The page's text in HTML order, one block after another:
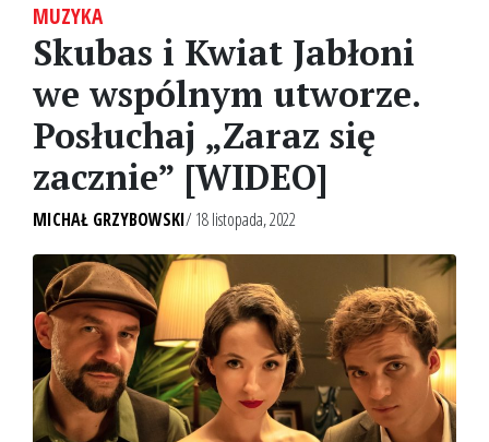
MUZYKA
Skubas i Kwiat Jabłoni
we wspólnym utworze.
Posłuchaj „Zaraz się
zacznie” [WIDEO]
MICHAŁ GRZYBOWSKI/ 18 listopada, 2022